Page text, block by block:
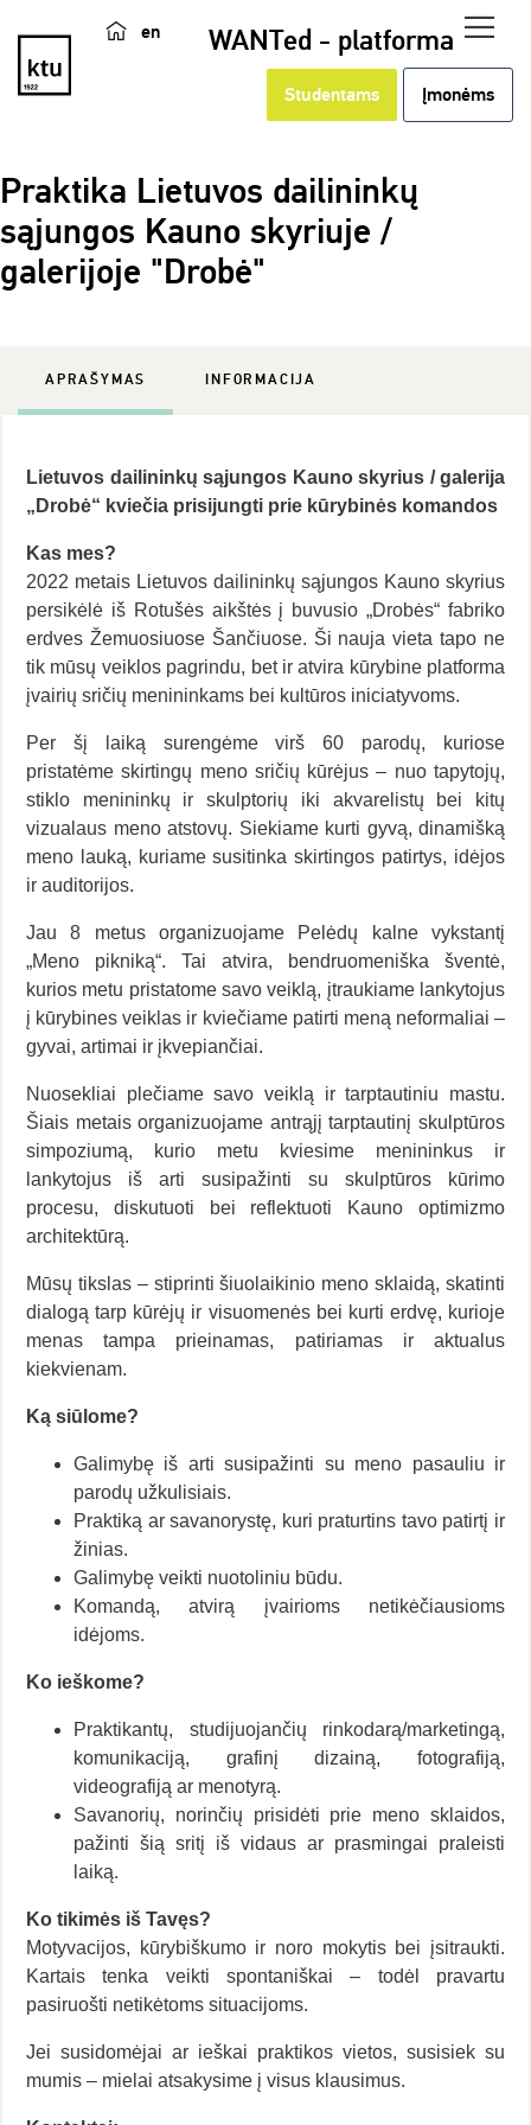
en WANTed - platforma
Studentams Įmonėms
Praktika Lietuvos dailininkų
sąjungos Kauno skyriuje /
galerijoje "Drobė"
APRAŠYMAS INFORMACIJA
Lietuvos dailininkų sąjungos Kauno skyrius / galerija
„Drobė“ kviečia prisijungti prie kūrybinės komandos
Kas mes?
2022 metais Lietuvos dailininkų sąjungos Kauno skyrius
persikėlė iš Rotušės aikštės į buvusio „Drobės“ fabriko
erdves Žemuosiuose Šančiuose. Ši nauja vieta tapo ne
tik mūsų veiklos pagrindu, bet ir atvira kūrybine platforma
įvairių sričių menininkams bei kultūros iniciatyvoms.
Per šį laiką surengėme virš 60 parodų, kuriose
pristatėme skirtingų meno sričių kūrėjus – nuo tapytojų,
stiklo menininkų ir skulptorių iki akvarelistų bei kitų
vizualaus meno atstovų. Siekiame kurti gyvą, dinamišką
meno lauką, kuriame susitinka skirtingos patirtys, idėjos
ir auditorijos.
Jau 8 metus organizuojame Pelėdų kalne vykstantį
„Meno pikniką“. Tai atvira, bendruomeniška šventė,
kurios metu pristatome savo veiklą, įtraukiame lankytojus
į kūrybines veiklas ir kviečiame patirti meną neformaliai –
gyvai, artimai ir įkvepiančiai.
Nuosekliai plečiame savo veiklą ir tarptautiniu mastu.
Šiais metais organizuojame antrąjį tarptautinį skulptūros
simpoziumą, kurio metu kviesime menininkus ir
lankytojus iš arti susipažinti su skulptūros kūrimo
procesu, diskutuoti bei reflektuoti Kauno optimizmo
architektūrą.
Mūsų tikslas – stiprinti šiuolaikinio meno sklaidą, skatinti
dialogą tarp kūrėjų ir visuomenės bei kurti erdvę, kurioje
menas tampa prieinamas, patiriamas ir aktualus
kiekvienam.
Ką siūlome?
Galimybę iš arti susipažinti su meno pasauliu ir
parodų užkulisiais.
Praktiką ar savanorystę, kuri praturtins tavo patirtį ir
žinias.
Galimybę veikti nuotoliniu būdu.
Komandą, atvirą įvairioms netikėčiausioms
idėjoms.
Ko ieškome?
Praktikantų, studijuojančių rinkodarą/marketingą,
komunikaciją, grafinį dizainą, fotografiją,
videografiją ar menotyrą.
Savanorių, norinčių prisidėti prie meno sklaidos,
pažinti šią sritį iš vidaus ar prasmingai praleisti
laiką.
Ko tikimės iš Tavęs?
Motyvacijos, kūrybiškumo ir noro mokytis bei įsitraukti.
Kartais tenka veikti spontaniškai – todėl pravartu
pasiruošti netikėtoms situacijoms.
Jei susidomėjai ar ieškai praktikos vietos, susisiek su
mumis – mielai atsakysime į visus klausimus.